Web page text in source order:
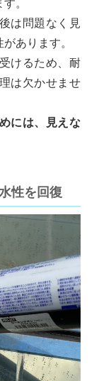
。
は問題なく見
あります。
けるため、耐
は欠かせませ
には、見えな
性を回復